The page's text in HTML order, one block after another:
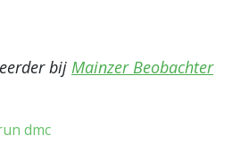
bij Mainzer Beobachter
dmc